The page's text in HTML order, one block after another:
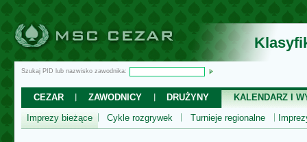
Szukaj PID lub nazwisko zawodnika:
CEZAR ZAWODNICY DRUŻYNY
KALENDARZ I
Imprezy bieżące
Cykle rozgrywek Turnieje regionalne